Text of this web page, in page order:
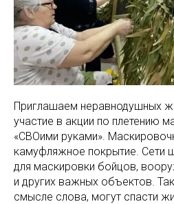
Приглашаем неравнодушных
участие в акции по плетению
«СВОими руками».
камуфляжное покрытие. Сети
для маскировки бойцов,
и других важных объектов.
смысле слова, могут спасти